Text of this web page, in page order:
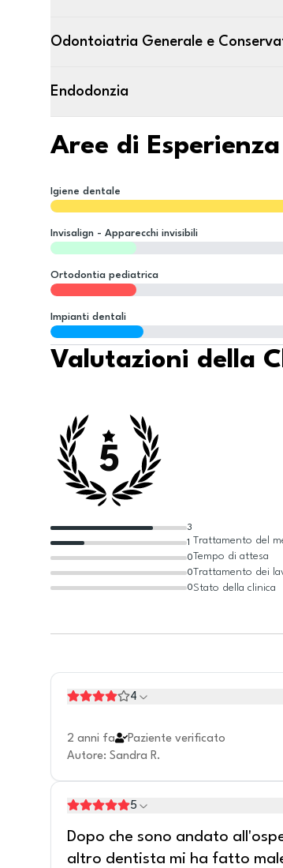
Odontoiatria Generale e
Endodonzia
Aree di Esperienza
Igiene dentale
Invisalign - Apparecchi invisibili
Ortodontia pediatrica
Impianti dentali
Valutazioni della
5
0
0
0
1
3
Trattamento del
Tempo di attesa
Trattamento dei
Stato della clinica
4
2 anni fa
Paziente verificato
Autore: Sandra R.
5
Dopo che sono andato
altro dentista mi ha fatto